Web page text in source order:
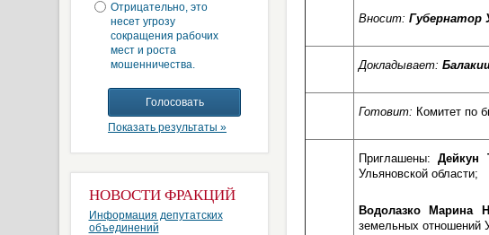
Отрицательно, это
несет угрозу
сокращения рабочих
мест и роста
мошенничества.
Показать результаты »
НОВОСТИ ФРАКЦИЙ
Информация депутатских
объединений
Вносит: Губернатор
Докладывает:
Готовит: Комитет по
Приглашены:Дейкун
Ульяновской области;
Водолазко Марина
земельных отношений